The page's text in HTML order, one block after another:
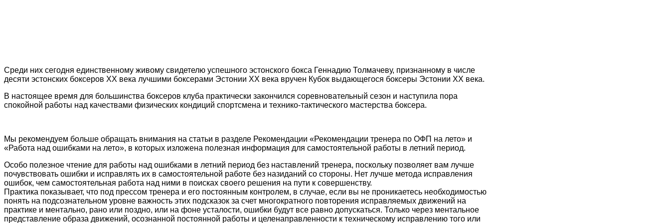
Среди них сегодня единственному живому свидетелю успешного эстонского бокса Геннадию Толмачеву, признанному в числе
десяти эстонских боксеров ХХ века лучшими боксерами Эстонии ХХ века вручен Кубок выдающегося боксеры Эстонии ХХ века.
В настоящее время для большинства боксеров клуба практически закончился соревновательный сезон и наступила пора
спокойной работы над качествами физических кондиций спортсмена и технико-тактического мастерства боксера.
Мы рекомендуем больше обращать внимания на статьи в разделе Рекомендации «Рекомендации тренера по ОФП на лето» и
«Работа над ошибками на лето», в которых изложена полезная информация для самостоятельной работы в летний период.
Особо полезное чтение для работы над ошибками в летний период без наставлений тренера, поскольку позволяет вам лучше
почувствовать ошибки и исправлять их в самостоятельной работе без назиданий со стороны. Нет лучше метода исправления
ошибок, чем самостоятельная работа над ними в поисках своего решения на пути к совершенству.
Практика показывает, что под прессом тренера и его постоянным контролем, в случае, если вы не проникаетесь необходимостью
понять на подсознательном уровне важность этих подсказок за счет многократного повторения исправляемых движений на
практике и ментально, рано или поздно, или на фоне усталости, ошибки будут все равно допускаться. Только через ментальное
представление образа движений, осознанной постоянной работы и целенаправленности к техническому исправлению того или